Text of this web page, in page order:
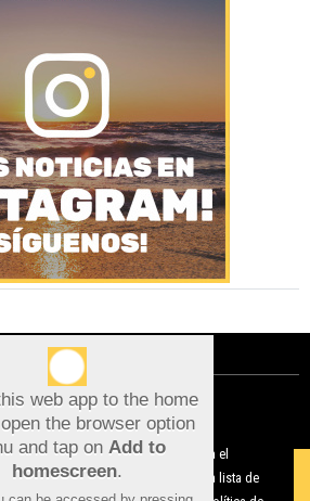
Noticias:
PUBLICIDAD
el Uso de cookies:
cookies nuestras y de terceros para el
del digital. Puedes consultar la lista de
web app to the home
the browser option
and tap on Add to
homescreen.